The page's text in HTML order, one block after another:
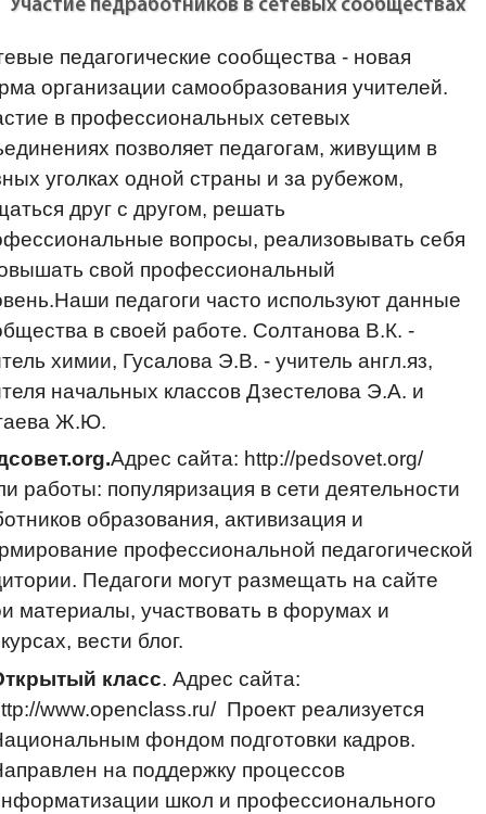
Участие педработников в сетевых сообществах
педагогические сообщества - новая
организации самообразования учителей.
в профессиональных сетевых
позволяет педагогам, живущим в
уголках одной страны и за рубежом,
друг с другом, решать
вопросы, реализовывать себя
свой профессиональный
педагоги часто используют данные
в своей работе. Солтанова В.К. -
химии, Гусалова Э.В. - учитель англ.яз,
начальных классов Дзестелова Э.А. и
Ж.Ю.
Адрес сайта: http://pedsovet.org/
работы: популяризация в сети деятельности
образования, активизация и
профессиональной педагогической
Педагоги могут размещать на сайте
материалы, участвовать в форумах и
вести блог.
класс. Адрес сайта:
www.openclass.ru/ Проект реализуется
фондом подготовки кадров.
на поддержку процессов
школ и профессионального